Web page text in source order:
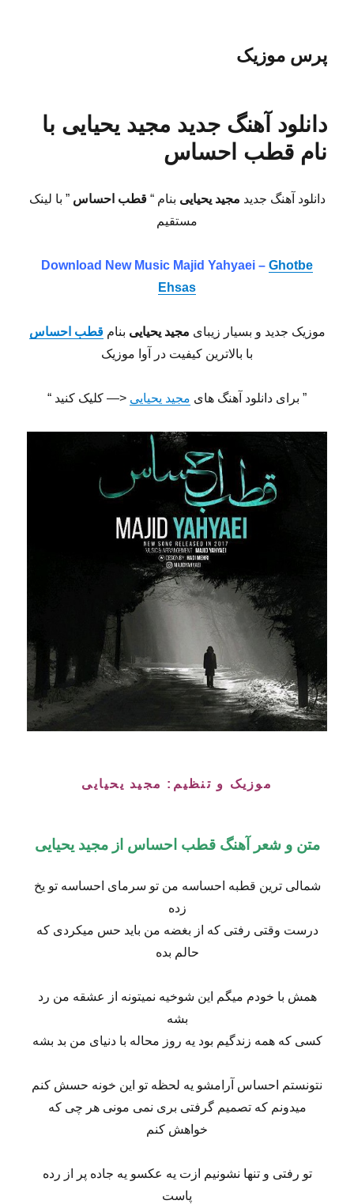
پرس موزیک
دانلود آهنگ جدید مجید یحیایی با
نام قطب احساس
دانلود آهنگ جدید مجید یحیایی بنام “ قطب احساس” با لینک
مستقیم
Download New Music Majid Yahyaei – Ghotbe
Ehsas
موزیک جدید و بسیار زیبای مجید یحیایی بنامقطب احساس
با بالاترین کیفیت در آوا موزیک
” برای دانلود آهنگ های مجید یحیایی <— کلیک کنید “
موزیک و تنظیم: مجید یحیایی
متن و شعر آهنگ قطب احساس از مجید یحیایی
شمالی ترین قطبه احساسه من تو سرمای احساسه تو یخ
زده
درست وقتی رفتی که از بغضه من باید حس میکردی که
حالم بده
همش با خودم میگم این شوخیه نمیتونه از عشقه من رد
بشه
کسی که همه زندگیم بود یه روز محاله با دنیای من بد بشه
نتونستم احساس آرامشو یه لحظه تو این خونه حسش کنم
میدونم که تصمیم گرفتی بری نمی مونی هر چی که
خواهش کنم
تو رفتی و تنها نشونیم ازت یه عکسو یه جاده پر از رده
پاست